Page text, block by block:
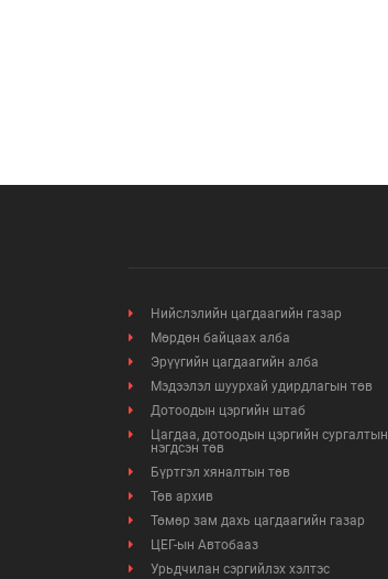
Нийслэлийн цагдаагийн газар
Мөрдөн байцаах алба
Эрүүгийн цагдаагийн алба
Мэдээлэл шуурхай удирдлагын төв
Дотоодын цэргийн штаб
Цагдаа, дотоодын цэргийн сургалтын
нэгдсэн төв
Бүртгэл хяналтын төв
Төв архив
Төмөр зам дахь цагдаагийн газар
ЦЕГ-ын Автобааз
Урьдчилан сэргийлэх хэлтэс